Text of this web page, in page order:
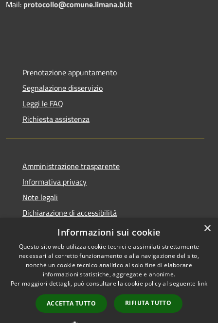
Mail: protocollo@comune.limana.bl.it
Prenotazione appuntamento
Segnalazione disservizio
Leggi le FAQ
Richiesta assistenza
Amministrazione trasparente
Informativa privacy
Note legali
Dichiarazione di accessibilità
Moduli Privacy Amministrazione trasparente
Accessibilità
Copyright © 2026 • Comune di
Limana • Powered by
Municipium•
Accesso
redazione
×
Informazioni sui cookie
Questo sito web utilizza cookie tecnici e assimilati strettamente
necessari al corretto funzionamento e alla navigazione del sito,
nonché un cookie tecnico analitico al solo fine di elaborare
informazioni statistiche, aggregate e anonime.
Per maggiori dettagli, può consultare la cookie policy al seguente link
ACCETTA TUTTO RIFIUTA TUTTO